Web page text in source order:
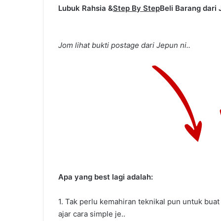
Lubuk Rahsia &Step By StepBeli Barang dari
Jom lihat bukti postage dari Jepun ni..
Apa yang best lagi adalah:
1. Tak perlu kemahiran teknikal pun untuk
ajar cara simple je..